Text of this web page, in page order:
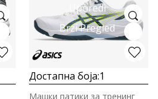
Uporedi
Brzi Pregled
Достапна боја:1
Машки патики за тренинг